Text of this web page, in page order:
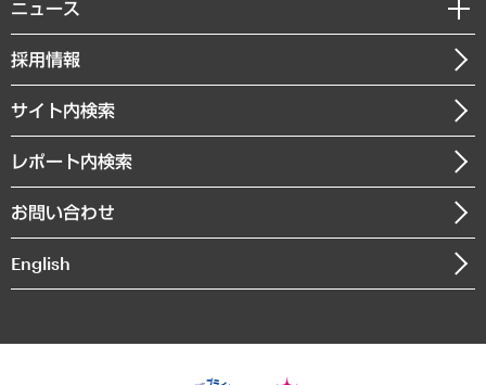
共生・ダイバーシティ
GRC（ガバナンス・リスク・コンプライアンス）・防災（政策）
経済・産業・雇用・労働
まちづくり・観光・交通・スポーツ・スマートシティ
自然資源・農林水産業・食料システム
経営用語集
受託・受注実績（官公庁関連）
メディア掲載・出演
受託案件情報
社長メッセージ
会社概要
沿革
組織図・本部部室紹介
インドネシア現地法人
個人情報保護方針
ニュース
ニュースリリース
お知らせ
採用情報
サイト内検索
レポート内検索
お問い合わせ
English